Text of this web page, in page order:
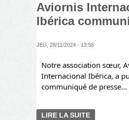
Aviornis
Ibérica
JEU, 28/11/2024 - 13:56
Notre association sœur,
Internacional Ibérica, a
communiqué de presse...
LIRE LA SUITE